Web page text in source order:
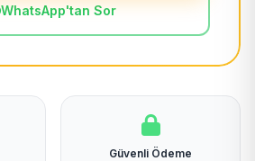
WhatsApp'tan Sor
Güvenli Ödeme